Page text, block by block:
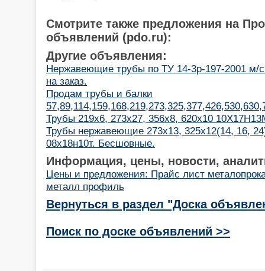
Смотрите также предложения на
объявлений (pdo.ru):
Другие объявления:
Нержавеющие трубы по ТУ 14-3р-197-2001 м/
на заказ.
Продам трубы и балки
Трубы 219х6, 273х27, 356х8, 620х10
Трубы нержавеющие 273х13, 325х12(14, 16,
08х18н10т. Бесшовные.
Информация, цены, новости,
Цены и предложения: Прайс лист
металл профиль
Вернуться в раздел "Доска
Поиск по доске объявлений >>